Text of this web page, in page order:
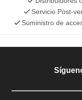
Servicio Post-
Suministro de